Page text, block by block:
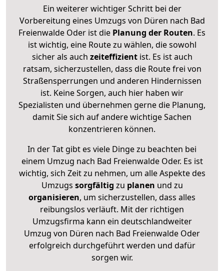
Ein weiterer wichtiger Schritt bei der
Vorbereitung eines Umzugs von Düren nach Bad
Freienwalde Oder ist die Planung der Routen. Es
ist wichtig, eine Route zu wählen, die sowohl
sicher als auch zeiteffizientist. Es ist auch
ratsam, sicherzustellen, dass die Route frei von
Straßensperrungen und anderen Hindernissen
ist. Keine Sorgen, auch hier haben wir
Spezialisten und übernehmen gerne die Planung,
damit Sie sich auf andere wichtige Sachen
konzentrieren können.
In der Tat gibt es viele Dinge zu beachten bei
einem Umzug nach Bad Freienwalde Oder. Es ist
wichtig, sich Zeit zu nehmen, um alle Aspekte des
Umzugs sorgfältig zu planen und zu
organisieren, um sicherzustellen, dass alles
reibungslos verläuft. Mit der richtigen
Umzugsfirma kann ein deutschlandweiter
Umzug von Düren nach Bad Freienwalde Oder
erfolgreich durchgeführt werden und dafür
sorgen wir.